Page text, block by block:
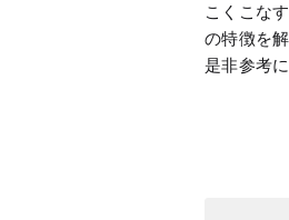
こくこな
の特徴を
是非参考